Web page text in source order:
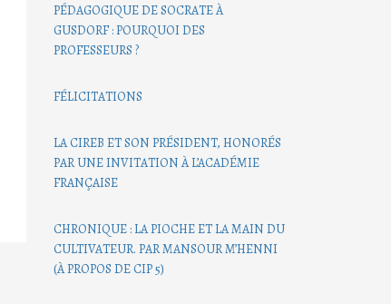
PÉDAGOGIQUE DE SOCRATE À
GUSDORF : POURQUOI DES
PROFESSEURS ?
FÉLICITATIONS
LA CIREB ET SON PRÉSIDENT, HONORÉS
PAR UNE INVITATION À L’ACADÉMIE
FRANÇAISE
CHRONIQUE : LA PIOCHE ET LA MAIN DU
CULTIVATEUR. PAR MANSOUR M’HENNI
(À PROPOS DE CIP 5)